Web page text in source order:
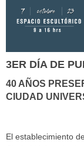
3ER DÍA DE
40 AÑOS
CIUDAD
El establecimiento